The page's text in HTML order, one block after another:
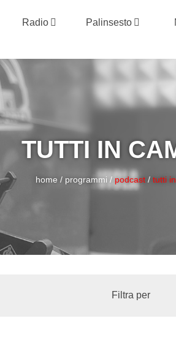
Radio Palinsesto
TUTTI IN
home / programmi / podcast / tutti
Filtra per